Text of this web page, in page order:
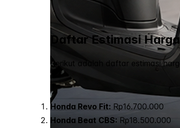
Daftar Estimasi
Berikut adalah daftar estimasi
Honda Revo Fit: Rp16.700.000
Honda Beat CBS: Rp18.500.000